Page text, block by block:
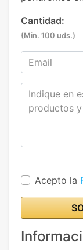
Cantidad:
(Min. 100 uds.)
Acepto la